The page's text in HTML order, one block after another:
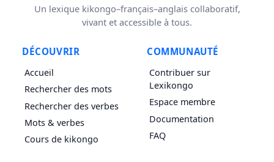
Un lexique kikongo–français–anglais collaboratif,
vivant et accessible à tous.
DÉCOUVRIR
Accueil
Rechercher des mots
Rechercher des verbes
Mots & verbes
Cours de kikongo
COMMUNAUTÉ
Contribuer sur
Lexikongo
Espace membre
Documentation
FAQ